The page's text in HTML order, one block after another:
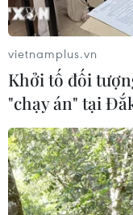
vietnamplus.vn
Khởi tố đối
"chạy án" tại